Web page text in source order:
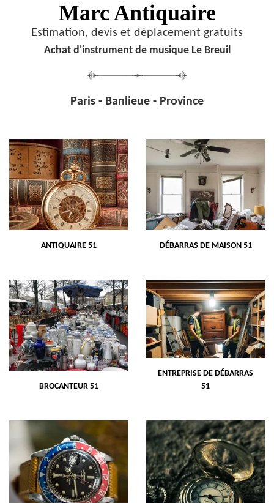
Marc Antiquaire
Estimation, devis et déplacement gratuits
Achat d'instrument de musique Le Breuil
Paris - Banlieue - Province
ANTIQUAIRE 51 DÉBARRAS DE MAISON 51
BROCANTEUR 51
ENTREPRISE DE DÉBARRAS
51